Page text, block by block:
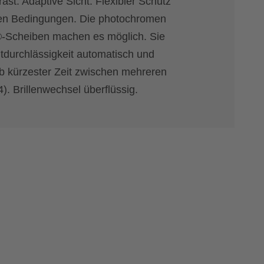
Bedingungen. Die photochromen
Scheiben machen es möglich. Sie
automatisch und
kürzester Zeit zwischen mehreren
Brillenwechsel überflüssig.